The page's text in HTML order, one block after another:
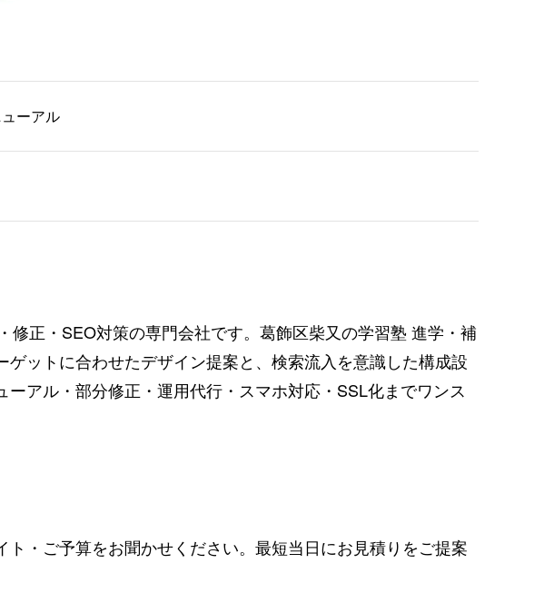
ーアル
正・SEO対策の専門会社です。 葛飾区柴又の学習塾 進学・補
ットに合わせたデザイン提案と、検索流入を意識した構成設
アル・部分修正・運用代行・スマホ対応・SSL化までワンス
・ご予算をお聞かせください。最短当日にお見積りをご提案